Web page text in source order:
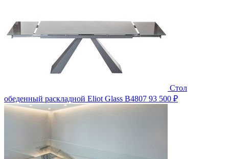
Стол
обеденный раскладной Eliot Glass B4807 93 500 ₽